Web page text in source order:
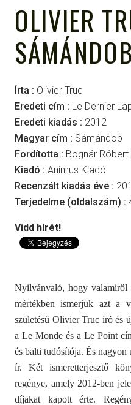
OLIVIER
SÁMÁNDOB
Írta : Olivier Truc
Eredeti cím : Le Dernier
Eredeti kiadás : 2012
Magyar cím : Sámándob
Fordította : Bognár Róbert
Kiadó : Animus Kiadó
Recenzált kiadás éve :
Terjedelme (oldalszám) :
Vidd hírét!
Nyilvánvaló, hogy
mértékben ismerjük azt a
születésű Olivier Truc író és
a Le Monde és a Le Point
és balti tudósítója. És
ír. Két ismeretterjesztő
regénye, amely 2012-ben
díjakat kapott érte.